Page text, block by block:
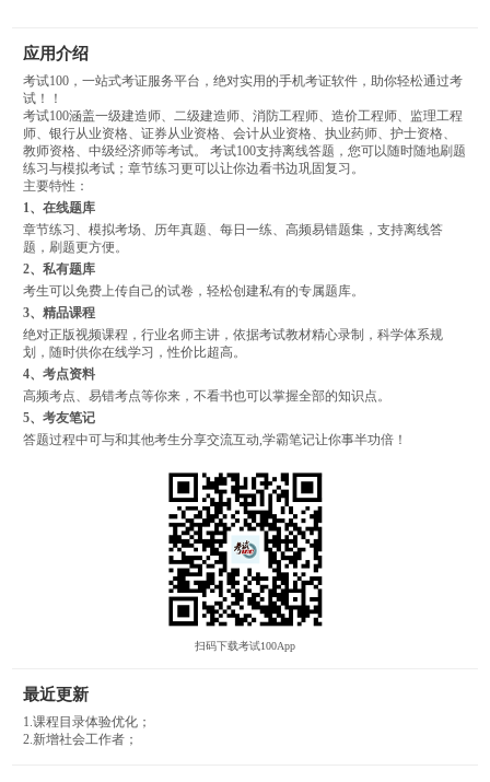
应用介绍
考试100，一站式考证服务平台，绝对实用的手机考证软件，助你轻松通过考
试！！
考试100涵盖一级建造师、二级建造师、消防工程师、造价工程师、监理工程
师、银行从业资格、证券从业资格、会计从业资格、执业药师、护士资格、
教师资格、中级经济师等考试。 考试100支持离线答题，您可以随时随地刷题
练习与模拟考试；章节练习更可以让你边看书边巩固复习。
主要特性：
1、在线题库
章节练习、模拟考场、历年真题、每日一练、高频易错题集，支持离线答
题，刷题更方便。
2、私有题库
考生可以免费上传自己的试卷，轻松创建私有的专属题库。
3、精品课程
绝对正版视频课程，行业名师主讲，依据考试教材精心录制，科学体系规
划，随时供你在线学习，性价比超高。
4、考点资料
高频考点、易错考点等你来，不看书也可以掌握全部的知识点。
5、考友笔记
答题过程中可与和其他考生分享交流互动,学霸笔记让你事半功倍！
扫码下载考试100App
最近更新
1.课程目录体验优化；
2.新增社会工作者；